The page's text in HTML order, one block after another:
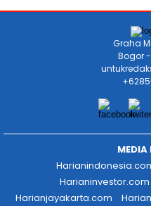
Graha
Bogor
MEDIA
Harianinvestor.com
Harianjayakarta.com